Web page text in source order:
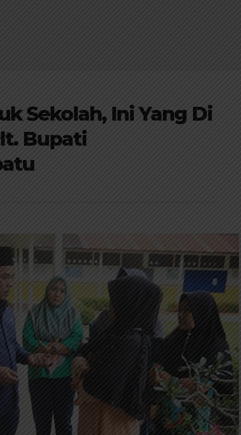
Sekolah, Ini Yang Di
Bupati